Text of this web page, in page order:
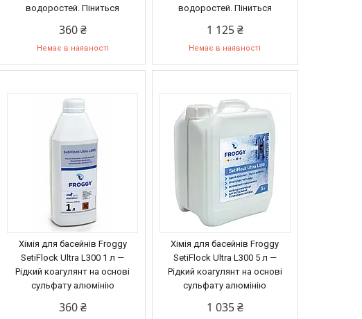
водоростей. Піниться
360 ₴
Немає в наявності
водоростей. Піниться
1 125 ₴
Немає в наявності
Хімія для басейнів Froggy
SetiFlock Ultra L300 1 л —
Рідкий коагулянт на основі
сульфату алюмінію
360 ₴
Хімія для басейнів Froggy
SetiFlock Ultra L300 5 л —
Рідкий коагулянт на основі
сульфату алюмінію
1 035 ₴